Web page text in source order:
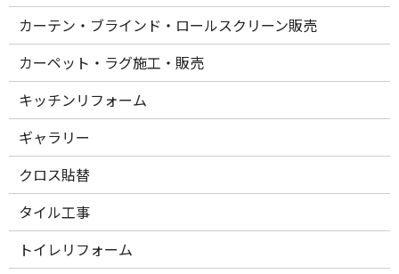
カーテン・ブラインド・ロールスクリーン販売
カーペット・ラグ施工・販売
キッチンリフォーム
ギャラリー
クロス貼替
タイル工事
トイレリフォーム